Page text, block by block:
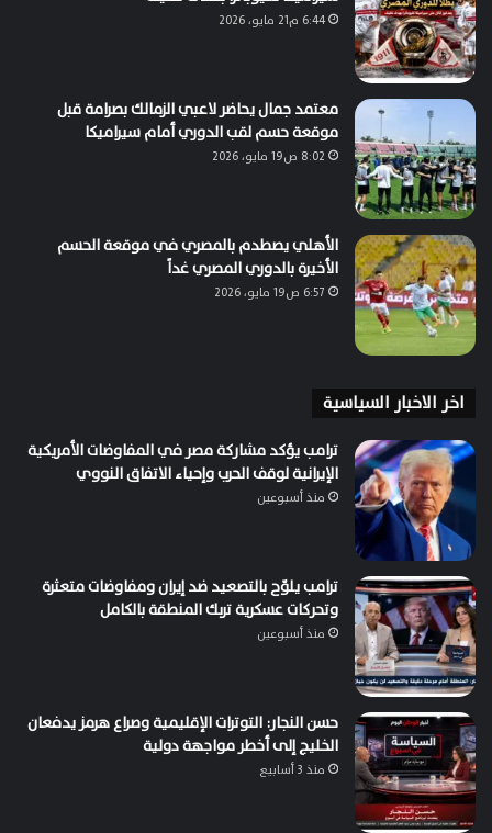
6:44 م21 مايو، 2026
معتمد جمال يحاضر لاعبي الزمالك بصرامة قبل
موقعة حسم لقب الدوري أمام سيراميكا
8:02 ص19 مايو، 2026
الأهلي يصطدم بالمصري في موقعة الحسم
الأخيرة بالدوري المصري غداً
6:57 ص19 مايو، 2026
اخر الاخبار السياسية
ترامب يؤكد مشاركة مصر في المفاوضات الأمريكية
الإيرانية لوقف الحرب وإحياء الاتفاق النووي
منذ أسبوعين
ترامب يلوّح بالتصعيد ضد إيران ومفاوضات متعثرة
وتحركات عسكرية تربك المنطقة بالكامل
منذ أسبوعين
حسن النجار: التوترات الإقليمية وصراع هرمز يدفعان
الخليج إلى أخطر مواجهة دولية
منذ 3 أسابيع